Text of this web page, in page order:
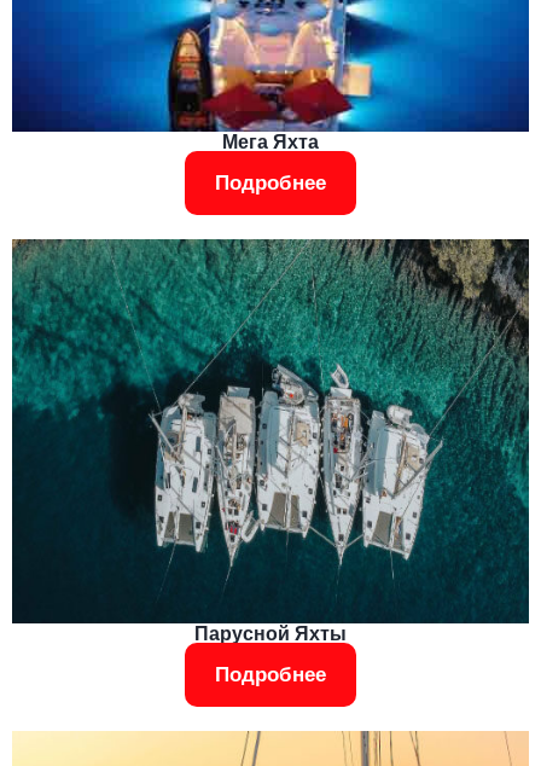
Мега Яхта
Подробнее
Парусной Яхты
Подробнее